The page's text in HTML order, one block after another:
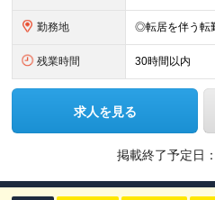
勤務地
残業時間 30時間以内
求人を見る
掲載終了予定日：